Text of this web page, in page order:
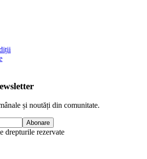
și noutăți din comunitate.
Abonare
drepturile rezervate